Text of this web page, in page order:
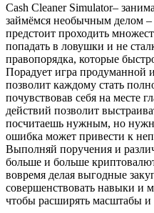
Cash Cleaner Simulator–
займёмся необычным делом
предстоит проходить
попадать в ловушки и не
правопорядка, которые
Порадует игра продуманной
позволит каждому стать
почувствовав себя на месте
действий позволит
посчитаешь нужным, но
ошибка может привести к
Выполняй поручения и
больше и больше
вовремя делая выгодные
совершенствовать навыки и
чтобы расширять масштабы и